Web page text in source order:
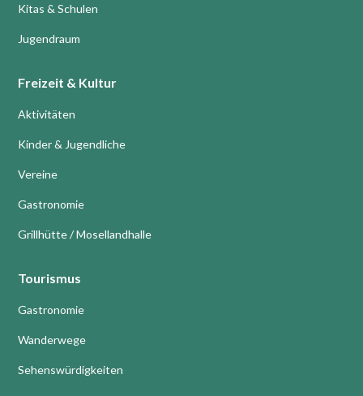
Kitas & Schulen
Jugendraum
Freizeit & Kultur
Aktivitäten
Kinder & Jugendliche
Vereine
Gastronomie
Grillhütte / Mosellandhalle
Tourismus
Gastronomie
Wanderwege
Sehenswürdigkeiten